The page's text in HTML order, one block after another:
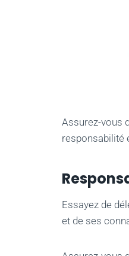
Assurez-vous
responsabilité
Essayez de
et de ses